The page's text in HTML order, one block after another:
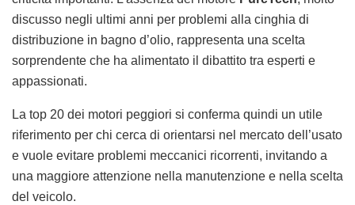
discusso negli ultimi anni per problemi alla cinghia di
distribuzione in bagno d’olio, rappresenta una scelta
sorprendente che ha alimentato il dibattito tra esperti e
appassionati.
La top 20 dei motori peggiori si conferma quindi un utile
riferimento per chi cerca di orientarsi nel mercato dell’usato
e vuole evitare problemi meccanici ricorrenti, invitando a
una maggiore attenzione nella manutenzione e nella scelta
del veicolo.